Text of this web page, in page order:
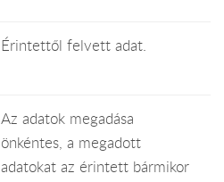
Érintettől felvett adat.
Az adatok megadása
önkéntes, a megadott
adatokat az érintett bármikor